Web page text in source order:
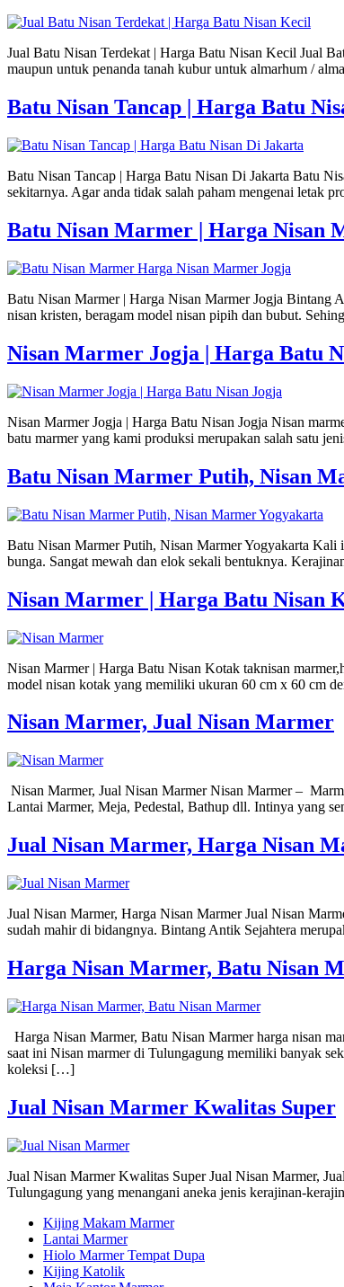
Jual Batu Nisan Terdekat | Harga Batu Nisan Kecil Jual
maupun untuk penanda tanah kubur untuk almarhum /
Batu Nisan Tancap | Harga Batu
Batu Nisan Tancap | Harga Batu Nisan Di Jakarta Batu
sekitarnya. Agar anda tidak salah paham mengenai letak
Batu Nisan Marmer | Harga Nisan
Batu Nisan Marmer | Harga Nisan Marmer Jogja Bintang
nisan kristen, beragam model nisan pipih dan bubut.
Nisan Marmer Jogja | Harga Batu
Nisan Marmer Jogja | Harga Batu Nisan Jogja Nisan
batu marmer yang kami produksi merupakan salah satu
Batu Nisan Marmer Putih, Nisan
Batu Nisan Marmer Putih, Nisan Marmer Yogyakarta Kali
bunga. Sangat mewah dan elok sekali bentuknya.
Nisan Marmer | Harga Batu Nisan
Nisan Marmer | Harga Batu Nisan Kotak taknisan
model nisan kotak yang memiliki ukuran 60 cm x 60 cm
Nisan Marmer, Jual Nisan Marmer
Nisan Marmer, Jual Nisan Marmer Nisan Marmer –
Lantai Marmer, Meja, Pedestal, Bathup dll. Intinya yang
Jual Nisan Marmer, Harga Nisan
Jual Nisan Marmer, Harga Nisan Marmer Jual Nisan
sudah mahir di bidangnya. Bintang Antik Sejahtera
Harga Nisan Marmer, Batu Nisan
Harga Nisan Marmer, Batu Nisan Marmer harga nisan
saat ini Nisan marmer di Tulungagung memiliki banyak
koleksi […]
Jual Nisan Marmer Kwalitas Super
Jual Nisan Marmer Kwalitas Super Jual Nisan Marmer,
Tulungagung yang menangani aneka jenis kerajinan-
Kijing Makam Marmer
Lantai Marmer
Hiolo Marmer Tempat Dupa
Kijing Katolik